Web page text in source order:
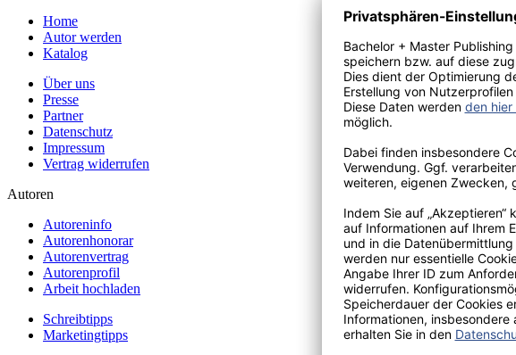
Home
Autor werden
Katalog
Über uns
Presse
Partner
Datenschutz
Impressum
Vertrag widerrufen
Autoren
Autoreninfo
Autorenhonorar
Autorenvertrag
Autorenprofil
Arbeit hochladen
Schreibtipps
Marketingtipps